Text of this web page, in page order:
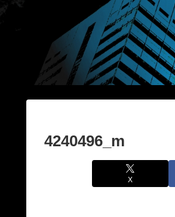
4240496_m
X